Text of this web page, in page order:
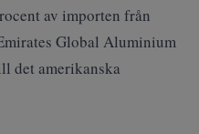
av importen från
Global Aluminium
det amerikanska